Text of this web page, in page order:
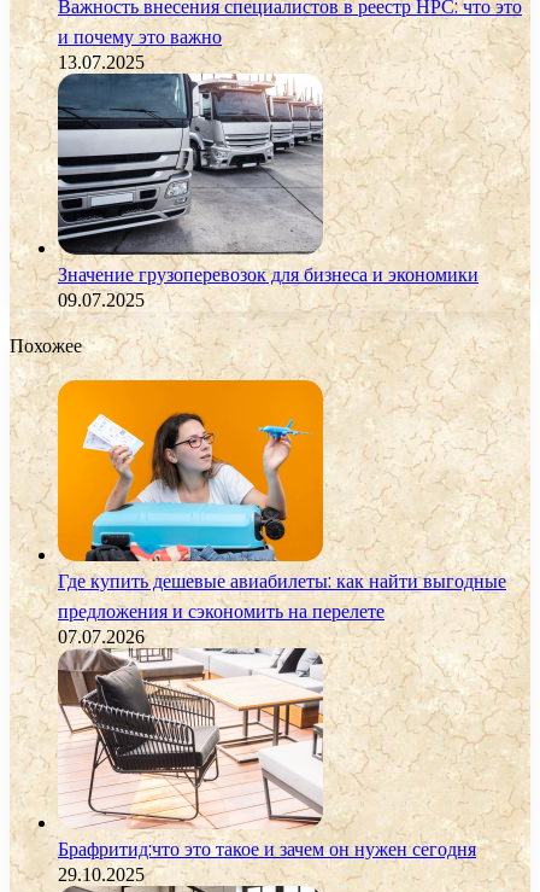
Важность внесения специалистов в реестр НРС: что это
и почему это важно
13.07.2025
Значение грузоперевозок для бизнеса и экономики
09.07.2025
Похожее
Где купить дешевые авиабилеты: как найти выгодные
предложения и сэкономить на перелете
07.07.2026
Брафритид:что это такое и зачем он нужен сегодня
29.10.2025